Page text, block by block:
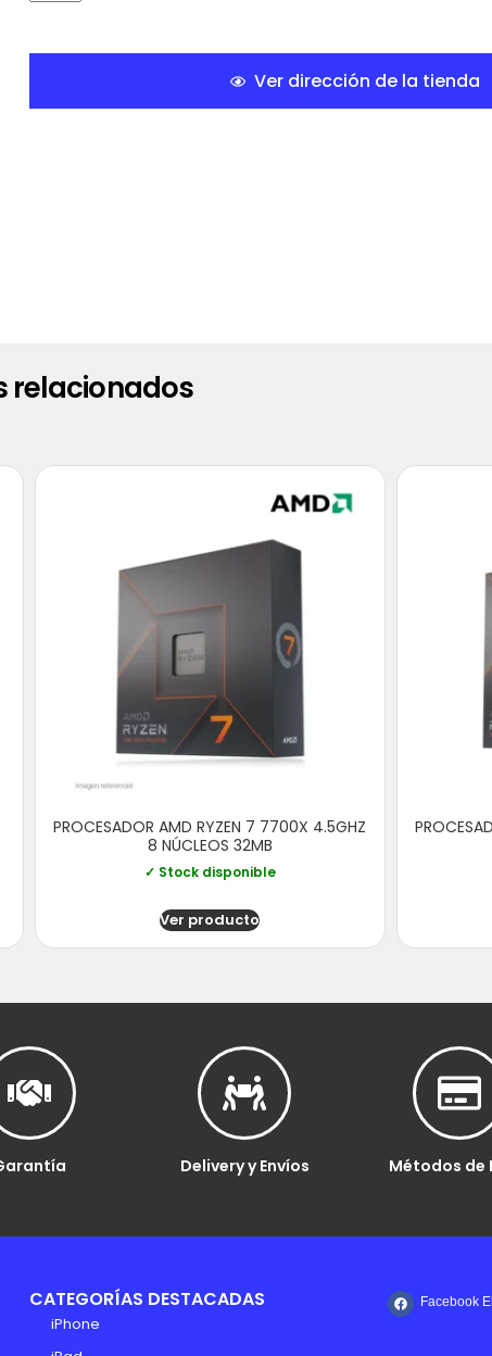
Ver dirección de la tienda
relacionados
PROCESADOR AMD RYZEN 7 7700X 4.5GHZ
8 NÚCLEOS 32MB
✓ Stock disponible
Ver producto
Delivery y Envíos Métodos de
CATEGORÍAS DESTACADAS
iPhone
Facebook